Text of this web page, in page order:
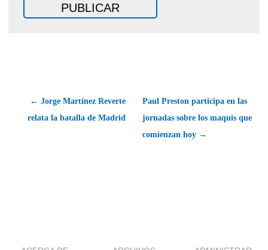
← Jorge Martínez Reverte
relata la batalla de Madrid
Paul Preston participa en las
jornadas sobre los maquis que
comienzan hoy →